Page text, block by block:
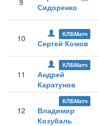
9
Сидоренко
10 КЛБМатч
Сергей Комов
11
КЛБМатч
Андрей
Каратунов
12
КЛБМатч
Владимир
Козубаль